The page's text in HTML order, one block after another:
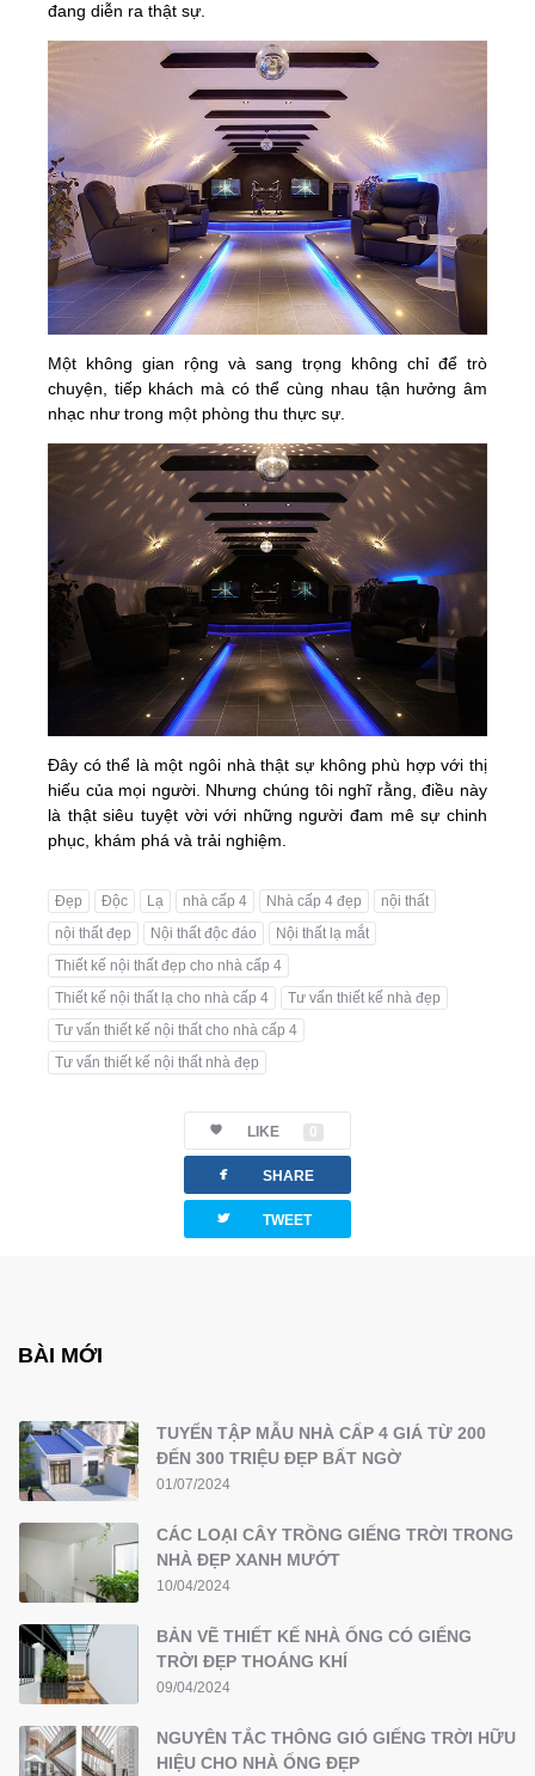
đang diễn ra thật sự.
Một không gian rộng và sang trọng không chỉ để trò
chuyện, tiếp khách mà có thể cùng nhau tận hưởng âm
nhạc như trong một phòng thu thực sự.
Đây có thể là một ngôi nhà thật sự không phù hợp với thị
hiếu của mọi người. Nhưng chúng tôi nghĩ rằng, điều này
là thật siêu tuyệt vời với những người đam mê sự chinh
phục, khám phá và trải nghiệm.
Đẹp Độc Lạ nhà cấp 4 Nhà cấp 4 đẹp
nội thất
nội thất đẹp
Nội thất độc đáo
Nội thất lạ mắt
Thiết kế nội thất đẹp cho nhà cấp 4
Thiết kế nội thất lạ cho nhà cấp 4
Tư vấn thiết kế nhà đẹp
Tư vấn thiết kế nội thất cho nhà cấp 4
Tư vấn thiết kế nội thất nhà đẹp
LIKE 0
facebook SHARE
twitterbird TWEET
BÀI MỚI
TUYỂN TẬP MẪU NHÀ CẤP 4 GIÁ TỪ 200
ĐẾN 300 TRIỆU ĐẸP BẤT NGỜ
01/07/2024
CÁC LOẠI CÂY TRỒNG GIẾNG TRỜI TRONG
NHÀ ĐẸP XANH MƯỚT
10/04/2024
BẢN VẼ THIẾT KẾ NHÀ ỐNG CÓ GIẾNG
TRỜI ĐẸP THOÁNG KHÍ
09/04/2024
NGUYÊN TẮC THÔNG GIÓ GIẾNG TRỜI HỮU
HIỆU CHO NHÀ ỐNG ĐẸP